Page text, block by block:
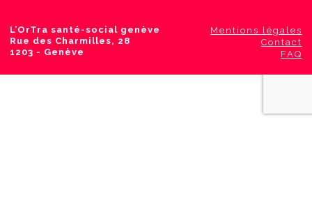
L’OrTra santé-social genève
Rue des Charmilles, 28
1203 - Genève
Mentions légales
Contact
FAQ